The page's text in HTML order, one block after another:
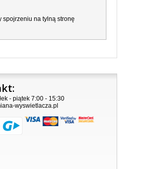
spojrzeniu na tylną stronę
- piątek 7:00 - 15:30
wyswietlacza.pl